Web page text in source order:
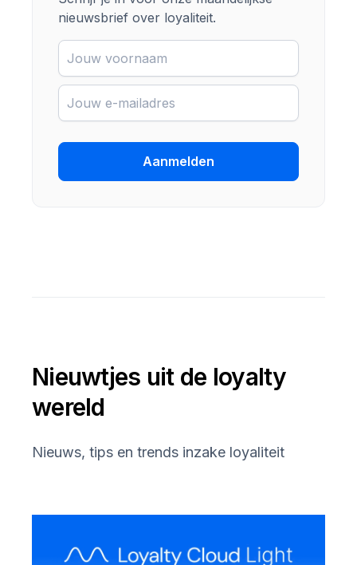
nieuwsbrief over loyaliteit.
Aanmelden
Nieuwtjes uit de loyalty
wereld
Nieuws, tips en trends inzake loyaliteit